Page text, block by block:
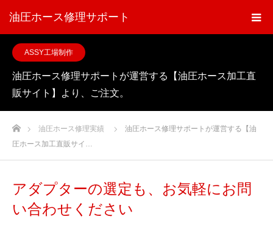
油圧ホース修理サポート
ASSY工場制作
油圧ホース修理サポートが運営する【油圧ホース加工直
販サイト】より、ご注文。
ホーム油圧ホース修理実績
油圧ホース修理サポートが運営する【油
圧ホース加工直販サイ…
アダプターの選定も、お気軽にお問
い合わせください